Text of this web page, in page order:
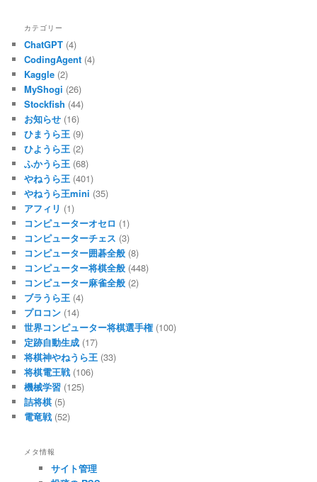
カテゴリー
ChatGPT (4)
CodingAgent (4)
Kaggle (2)
MyShogi (26)
Stockfish (44)
お知らせ (16)
ひまうら王 (9)
ひようら王 (2)
ふかうら王 (68)
やねうら王 (401)
やねうら王mini (35)
アフィリ (1)
コンピューターオセロ (1)
コンピューターチェス (3)
コンピューター囲碁全般 (8)
コンピューター将棋全般 (448)
コンピューター麻雀全般 (2)
ブラうら王 (4)
プロコン (14)
世界コンピューター将棋選手権(100)
定跡自動生成 (17)
将棋神やねうら王 (33)
将棋電王戦 (106)
機械学習 (125)
詰将棋 (5)
電竜戦 (52)
メタ情報
サイト管理